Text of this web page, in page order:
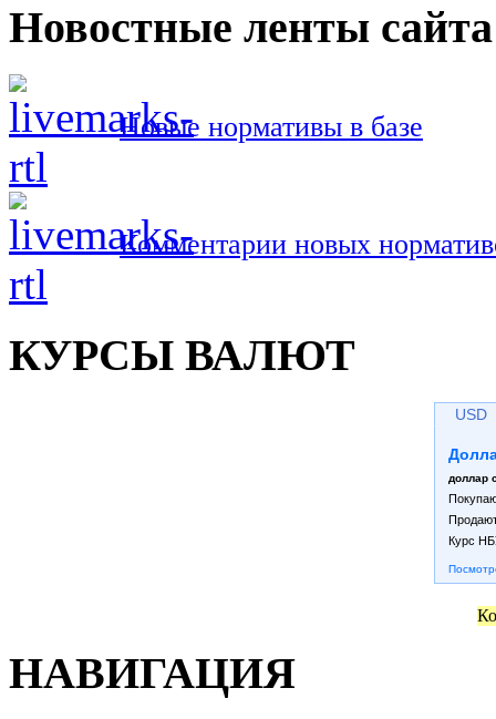
Новостные ленты сайта
Новые нормативы в базе
Комментарии новых
КУРСЫ ВАЛЮТ
USD
доллар
Курс
НАВИГАЦИЯ